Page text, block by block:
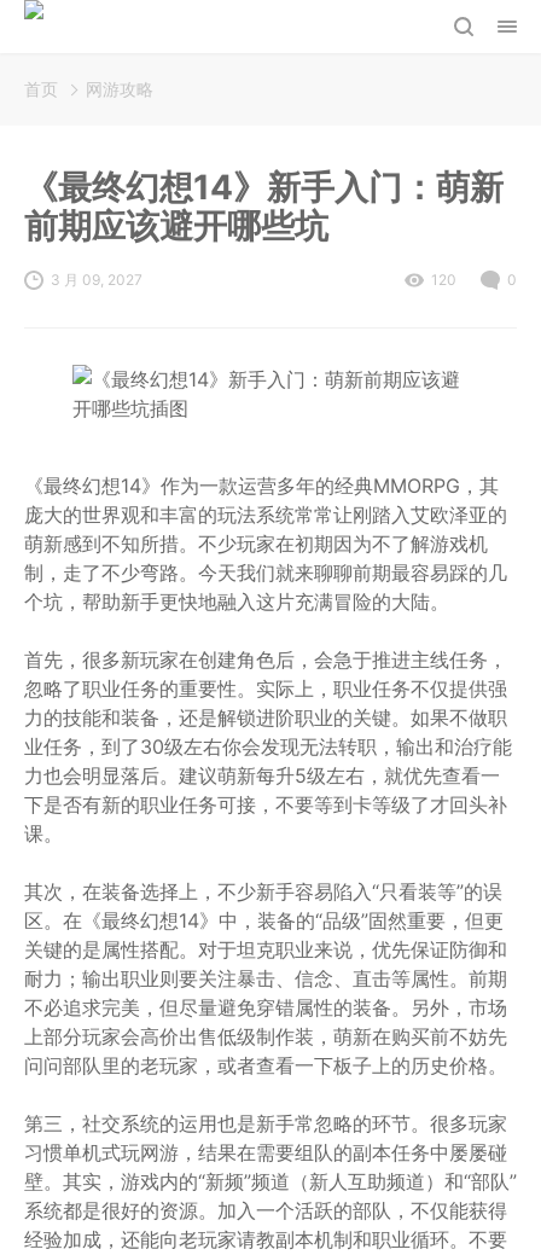
首页 网游攻略
《最终幻想14》新手入门：萌新
前期应该避开哪些坑
3 月 09, 2027 120 0
《最终幻想14》作为一款运营多年的经典MMORPG，其
庞大的世界观和丰富的玩法系统常常让刚踏入艾欧泽亚的
萌新感到不知所措。不少玩家在初期因为不了解游戏机
制，走了不少弯路。今天我们就来聊聊前期最容易踩的几
个坑，帮助新手更快地融入这片充满冒险的大陆。
首先，很多新玩家在创建角色后，会急于推进主线任务，
忽略了职业任务的重要性。实际上，职业任务不仅提供强
力的技能和装备，还是解锁进阶职业的关键。如果不做职
业任务，到了30级左右你会发现无法转职，输出和治疗能
力也会明显落后。建议萌新每升5级左右，就优先查看一
下是否有新的职业任务可接，不要等到卡等级了才回头补
课。
其次，在装备选择上，不少新手容易陷入“只看装等”的误
区。在《最终幻想14》中，装备的“品级”固然重要，但更
关键的是属性搭配。对于坦克职业来说，优先保证防御和
耐力；输出职业则要关注暴击、信念、直击等属性。前期
不必追求完美，但尽量避免穿错属性的装备。另外，市场
上部分玩家会高价出售低级制作装，萌新在购买前不妨先
问问部队里的老玩家，或者查看一下板子上的历史价格。
第三，社交系统的运用也是新手常忽略的环节。很多玩家
习惯单机式玩网游，结果在需要组队的副本任务中屡屡碰
壁。其实，游戏内的“新频”频道（新人互助频道）和“部队”
系统都是很好的资源。加入一个活跃的部队，不仅能获得
经验加成，还能向老玩家请教副本机制和职业循环。不要